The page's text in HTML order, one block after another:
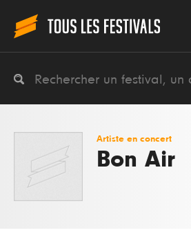
Artiste en concert
Bon Air